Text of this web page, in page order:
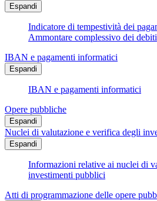
Espandi
Indicatore di tempestività dei
Ammontare complessivo dei debiti
IBAN e pagamenti informatici
Espandi
IBAN e pagamenti informatici
Opere pubbliche
Espandi
Nuclei di valutazione e verifica degli
Espandi
Informazioni relative ai nuclei di
investimenti pubblici
Atti di programmazione delle opere